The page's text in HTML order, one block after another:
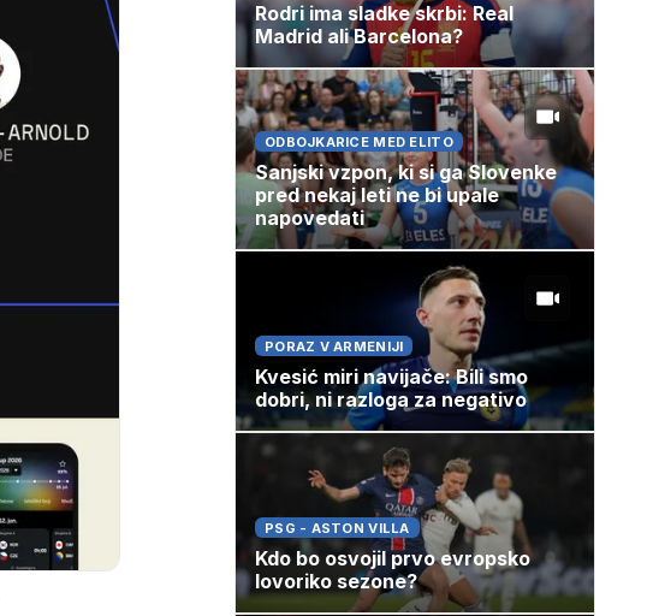
Rodri ima sladke skrbi: Real
Madrid ali Barcelona?
ODBOJKARICE MED ELITO
Sanjski vzpon, ki si ga Slovenke
pred nekaj leti ne bi upale
napovedati
PORAZ V ARMENIJI
Kvesić miri navijače: Bili smo
dobri, ni razloga za negativo
PSG - ASTON VILLA
Kdo bo osvojil prvo evropsko
lovoriko sezone?